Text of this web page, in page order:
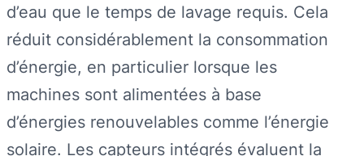
d’eau que le temps de lavage requis. Cela
réduit considérablement la consommation
d’énergie, en particulier lorsque les
machines sont alimentées à base
d’énergies renouvelables comme l’énergie
solaire. Les capteurs intégrés évaluent la